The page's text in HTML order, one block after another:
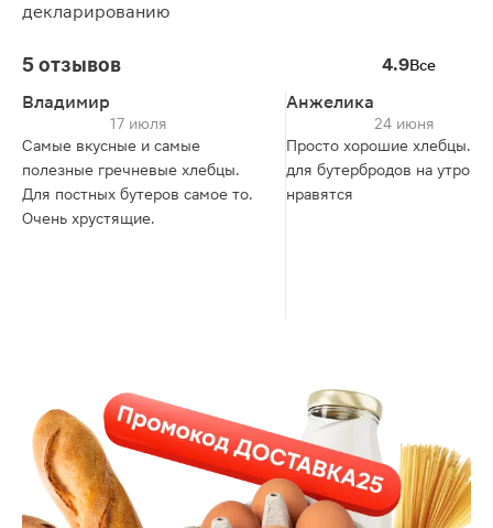
декларированию
5 отзывов 4.9Все
Владимир
17 июля
Самые вкусные и самые
полезные гречневые хлебцы.
Для постных бутеров самое то.
Очень хрустящие.
Анжелика
24 июня
Просто хорошие хлебцы.
для бутербродов на утро
нравятся